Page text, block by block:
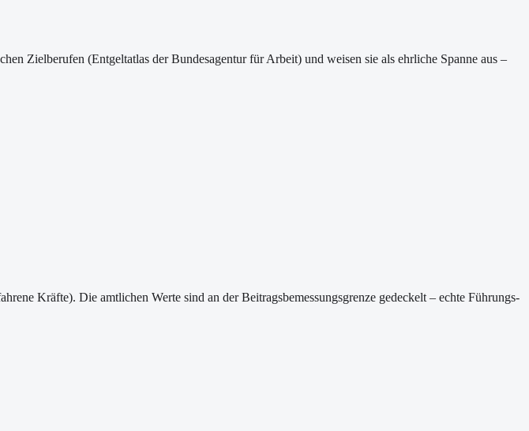
Zielberufen (Entgeltatlas der Bundesagentur für Arbeit) und weisen sie als ehrliche Spanne aus –
Kräfte). Die amtlichen Werte sind an der Beitragsbemessungsgrenze gedeckelt – echte Führungs-